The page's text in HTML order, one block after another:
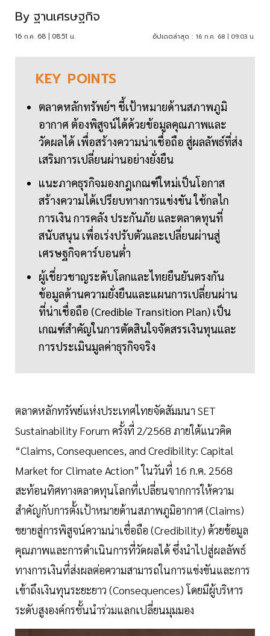
By ฐานเศรษฐกิจ
16 ก.ค. 68 | 08:51 น. อัปเดตล่าสุด : 16 ก.ค. 68 | 09:03 น.
KEY POINTS
ตลาดหลักทรัพย์ฯ ชี้เป้าหมายด้านสภาพภูมิ
อากาศ ต้องพิสูจน์ได้ด้วยข้อมูลคุณภาพและ
วัดผลได้ เพื่อสร้างความน่าเชื่อถือ สู่ผลลัพธ์ที่ส่ง
เสริมการเปลี่ยนผ่านอย่างยั่งยืน
แนะภาคธุรกิจมองกฎเกณฑ์ใหม่เป็นโอกาส
สร้างความได้เปรียบทางการแข่งขัน ใช้กลไก
การเงิน การคลัง ประกันภัย และตลาดทุนที่
สนับสนุน เพื่อเร่งปรับตัวและเปลี่ยนผ่านสู่
เศรษฐกิจคาร์บอนต่ำ
ผู้เชี่ยวชาญระดับโลกและไทยยืนยันตรงกัน
ข้อมูลด้านความยั่งยืนและแผนการเปลี่ยนผ่าน
ที่น่าเชื่อถือ (Credible Transition Plan) เป็น
เกณฑ์สำคัญในการตัดสินใจจัดสรรเงินทุนและ
การประเมินมูลค่าธุรกิจจริง
ตลาดหลักทรัพย์แห่งประเทศไทยจัดสัมมนา SET
Sustainability Forum ครั้งที่ 2/2568 ภายใต้แนวคิด
“Claims, Consequences, and Credibility: Capital
Market for Climate Action” ในวันที่ 16 ก.ค. 2568
สะท้อนทิศทางตลาดทุนโลกที่เปลี่ยนจากการให้ความ
สำคัญกับการตั้งเป้าหมายด้านสภาพภูมิอากาศ (Claims)
ขยายสู่การพิสูจน์ความน่าเชื่อถือ (Credibility) ด้วยข้อมูล
คุณภาพและการดำเนินการที่วัดผลได้ ซึ่งนำไปสู่ผลลัพธ์
ทางการเงินที่ส่งผลต่อความสามารถในการแข่งขันและการ
เข้าถึงเงินทุนระยะยาว (Consequences) โดยมีผู้บริหาร
ระดับสูงองค์กรชั้นนำร่วมแลกเปลี่ยนมุมมอง